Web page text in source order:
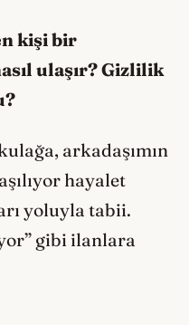
kişi bir
ulaşır? Gizlilik
arkadaşımın
hayalet
yoluyla tabii.
gibi ilanlara